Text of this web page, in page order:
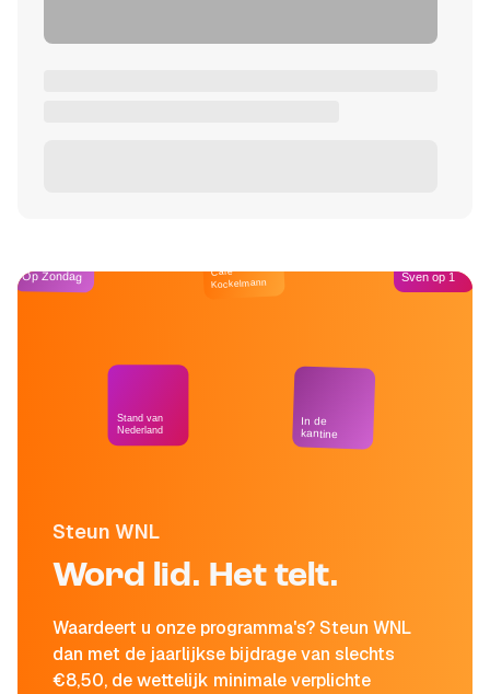
Steun WNL
Word lid. Het telt.
Waardeert u onze programma's? Steun WNL
dan met de jaarlijkse bijdrage van slechts
€8,50, de wettelijk minimale verplichte
Op Zondag
Stand van
Nederland
Café
Kockelmann
In de
kantine
Sven op 1